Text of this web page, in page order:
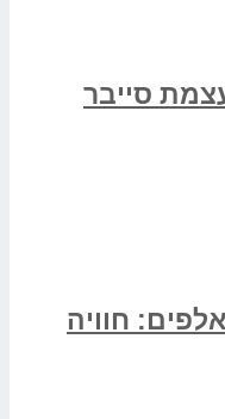
סייבר
חוויה